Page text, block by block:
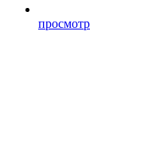
просмотр